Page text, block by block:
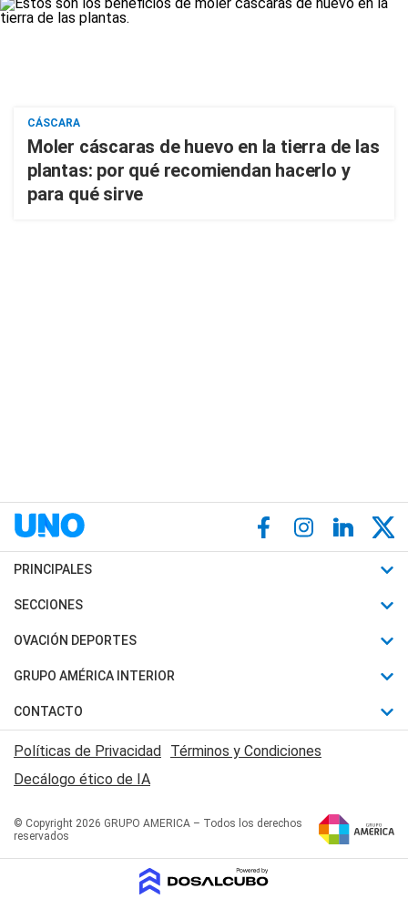
CÁSCARA
Moler cáscaras de huevo en la tierra de las
plantas: por qué recomiendan hacerlo y
para qué sirve
PRINCIPALES
Últimas Noticias
Política
Judiciales
Economia
SECCIONES
Horóscopo
Motores
Trucos caseros
Series y Películas
Edictos y Solicitadas
OVACIÓN DEPORTES
Fútbol
Mundial
Automovilismo
Rugby
Básquet
GRUPO AMÉRICA INTERIOR
Canal 7 en Vivo
San Juan 8
CONTACTO
Acerca de Nosotros
Contactanos
Políticas de Privacidad Términos y Condiciones
Decálogo ético de IA
© Copyright 2026 GRUPO AMERICA – Todos los derechos
reservados